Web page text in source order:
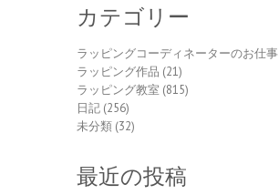
カテゴリー
ラッピングコーディネーターのお仕事
ラッピング作品 (21)
ラッピング教室 (815)
日記 (256)
未分類 (32)
最近の投稿